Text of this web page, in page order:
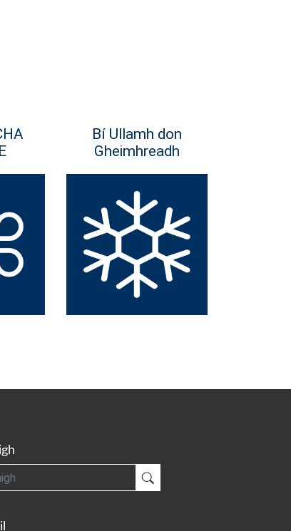
Bí Ullamh don
Gheimhreadh